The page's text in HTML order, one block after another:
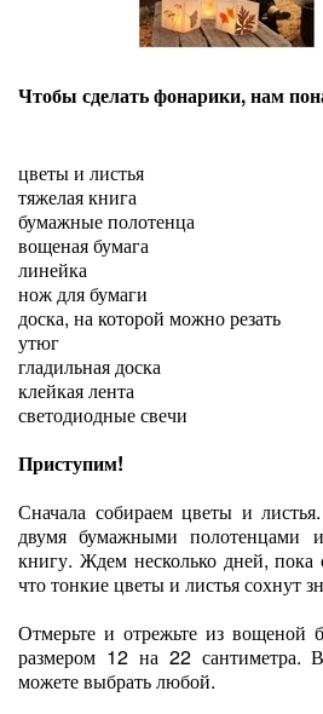
Чтобы сделать фонарики, нам
цветы и листья
тяжелая книга
бумажные полотенца
вощеная бумага
линейка
нож для бумаги
доска, на которой можно резать
утюг
гладильная доска
клейкая лента
светодиодные свечи
Приступим!
Сначала собираем цветы и
двумя бумажными полотенцами
книгу. Ждем несколько дней,
что тонкие цветы и листья сохнут
Отмерьте и отрежьте из вощеной
размером 12 на 22 сантиметра.
можете выбрать любой.